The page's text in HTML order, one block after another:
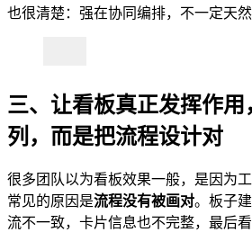
也很清楚：强在协同编排，不一定天
三、让看板真正发挥作
列，而是把流程设计对
很多团队以为看板效果一般，是因为
常见的原因是流程没有被画对。板子
流不一致，卡片信息也不完整，最后